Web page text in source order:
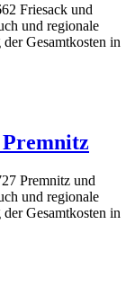
Friesack und
und regionale
Gesamtkosten in
Premnitz
Premnitz und
und regionale
Gesamtkosten in